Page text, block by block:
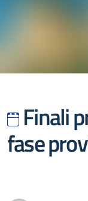
Finali
fase